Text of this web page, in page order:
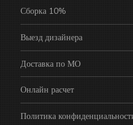
Сборка 10%
Выезд дизайнера
Доставка по МО
Онлайн расчет
Политика